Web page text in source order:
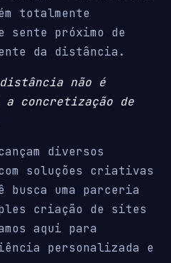
totalmente
sente próximo de
da distância.
não é
a concretização de
diversos
soluções criativas
uma parceria
criação de sites
aqui para
personalizada e